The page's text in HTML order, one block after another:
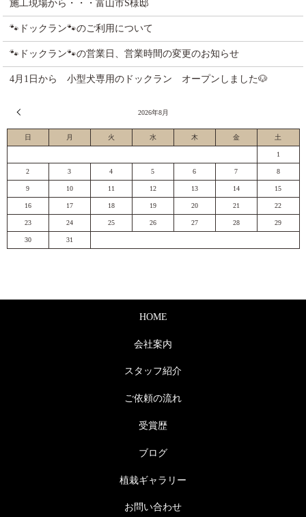
施工現場から・・・富山市S様邸
🐾ドックラン🐾のご利用について
🐾ドックラン🐾の営業日、営業時間の変更のお知らせ
4月1日から 小型犬専用のドックラン オープンしました🐶
2026年8月
日 月 火 水 木 金 土
1
2 3 4 5 6 7 8
9 10 11 12 13 14 15
16 17 18 19 20 21 22
23 24 25 26 27 28 29
30 31
HOME
会社案内
スタッフ紹介
ご依頼の流れ
受賞歴
ブログ
植栽ギャラリー
お問い合わせ